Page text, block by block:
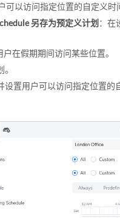
可以访问指定位置的自定义时
另存为预定义计划 ：在
户在假期期间访问某些位置。
设置用户可以访问指定位置的